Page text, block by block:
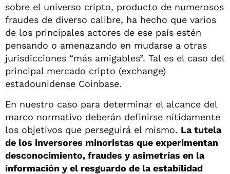
sobre el universo cripto, producto de numerosos
fraudes de diverso calibre, ha hecho que varios
de los principales actores de ese país estén
pensando o amenazando en mudarse a otras
jurisdicciones “más amigables”. Tal es el caso del
principal mercado cripto (exchange)
estadounidense Coinbase.
En nuestro caso para determinar el alcance del
marco normativo deberán definirse nítidamente
los objetivos que perseguirá el mismo. La tutela
de los inversores minoristas que experimentan
desconocimiento, fraudes y asimetrías en la
información y el resguardo de la estabilidad